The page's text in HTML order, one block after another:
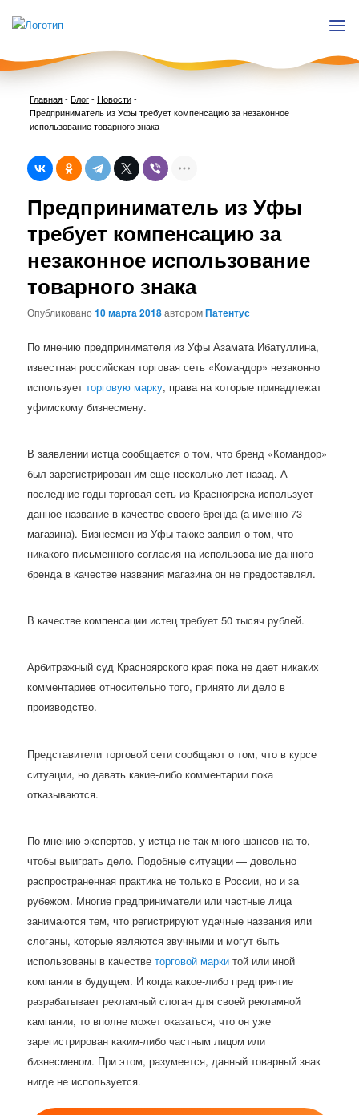
Главная-Блог- Новости-
Предприниматель из Уфы требует компенсацию за незаконное
использование товарного знака
Предприниматель из Уфы
требует компенсацию за
незаконное использование
товарного знака
Опубликовано10 марта 2018авторомПатентус
По мнению предпринимателя из Уфы Азамата Ибатуллина,
известная российская торговая сеть «Командор» незаконно
используетторговую марку, права на которые принадлежат
уфимскому бизнесмену.
В заявлении истца сообщается о том, что бренд «Командор»
был зарегистрирован им еще несколько лет назад. А
последние годы торговая сеть из Красноярска использует
данное название в качестве своего бренда (а именно 73
магазина). Бизнесмен из Уфы также заявил о том, что
никакого письменного согласия на использование данного
бренда в качестве названия магазина он не предоставлял.
В качестве компенсации истец требует 50 тысяч рублей.
Арбитражный суд Красноярского края пока не дает никаких
комментариев относительно того, принято ли дело в
производство.
Представители торговой сети сообщают о том, что в курсе
ситуации, но давать какие-либо комментарии пока
отказываются.
По мнению экспертов, у истца не так много шансов на то,
чтобы выиграть дело. Подобные ситуации — довольно
распространенная практика не только в России, но и за
рубежом. Многие предприниматели или частные лица
занимаются тем, что регистрируют удачные названия или
слоганы, которые являются звучными и могут быть
использованы в качестветорговой марки той или иной
компании в будущем. И когда какое-либо предприятие
разрабатывает рекламный слоган для своей рекламной
кампании, то вполне может оказаться, что он уже
зарегистрирован каким-либо частным лицом или
бизнесменом. При этом, разумеется, данный товарный знак
нигде не используется.